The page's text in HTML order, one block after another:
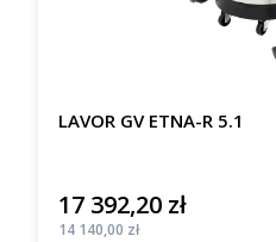
LAVOR GV ETNA-R 5.1
Cena
17 392,20 zł
Cena
14 140,00 zł